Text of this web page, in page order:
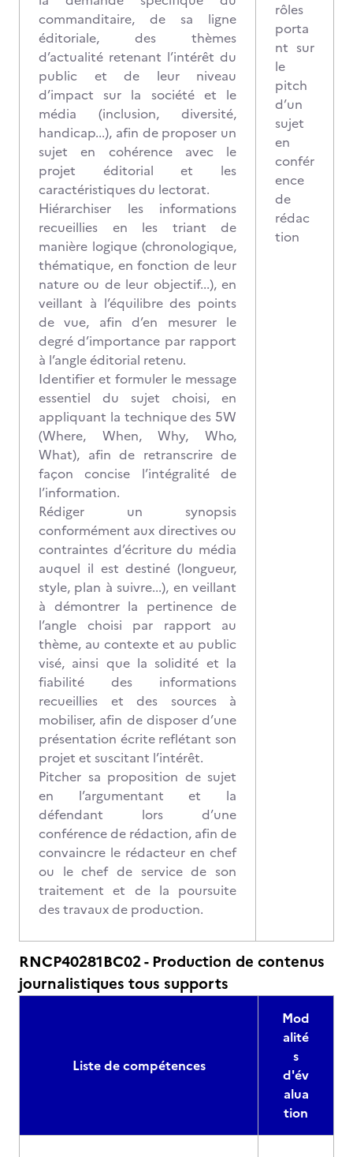
commanditaire, de sa ligne
éditoriale, des thèmes
d’actualité retenant l’intérêt du
public et de leur niveau
d’impact sur la société et le
média (inclusion, diversité,
handicap...), afin de proposer un
sujet en cohérence avec le
projet éditorial et les
caractéristiques du lectorat.
Hiérarchiser les informations
recueillies en les triant de
manière logique (chronologique,
thématique, en fonction de leur
nature ou de leur objectif...), en
veillant à l’équilibre des points
de vue, afin d’en mesurer le
degré d’importance par rapport
à l’angle éditorial retenu.
Identifier et formuler le message
essentiel du sujet choisi, en
appliquant la technique des 5W
(Where, When, Why, Who,
What), afin de retranscrire de
façon concise l’intégralité de
l’information.
Rédiger un synopsis
conformément aux directives ou
contraintes d’écriture du média
auquel il est destiné (longueur,
style, plan à suivre...), en veillant
à démontrer la pertinence de
l’angle choisi par rapport au
thème, au contexte et au public
visé, ainsi que la solidité et la
fiabilité des informations
recueillies et des sources à
mobiliser, afin de disposer d’une
présentation écrite reflétant son
projet et suscitant l’intérêt.
Pitcher sa proposition de sujet
en l’argumentant et la
défendant lors d’une
conférence de rédaction, afin de
convaincre le rédacteur en chef
ou le chef de service de son
traitement et de la poursuite
des travaux de production.
rôles
porta
nt sur
le
pitch
d’un
sujet
en
confér
ence
de
rédac
tion
RNCP40281BC02 - Production de contenus
journalistiques tous supports
Liste de compétences
Mod
alité
s
d'év
alua
tion